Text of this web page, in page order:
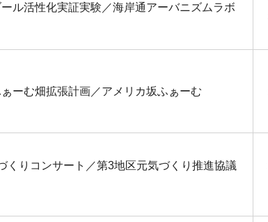
ル活性化実証実験／海岸通アーバニズムラボ
ーむ畑拡張計画／アメリカ坂ふぁーむ
くりコンサート／第3地区元気づくり推進協議